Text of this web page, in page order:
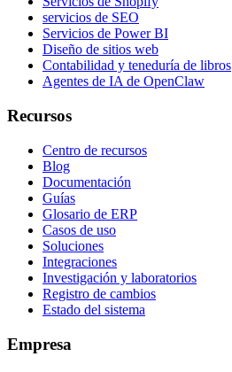
servicios de SEO
Servicios de Power BI
Diseño de sitios web
Contabilidad y teneduría de libros
Agentes de IA de OpenClaw
Recursos
Centro de recursos
Blog
Documentación
Guías
Glosario de ERP
Casos de uso
Soluciones
Integraciones
Investigación y laboratorios
Registro de cambios
Estado del sistema
Empresa